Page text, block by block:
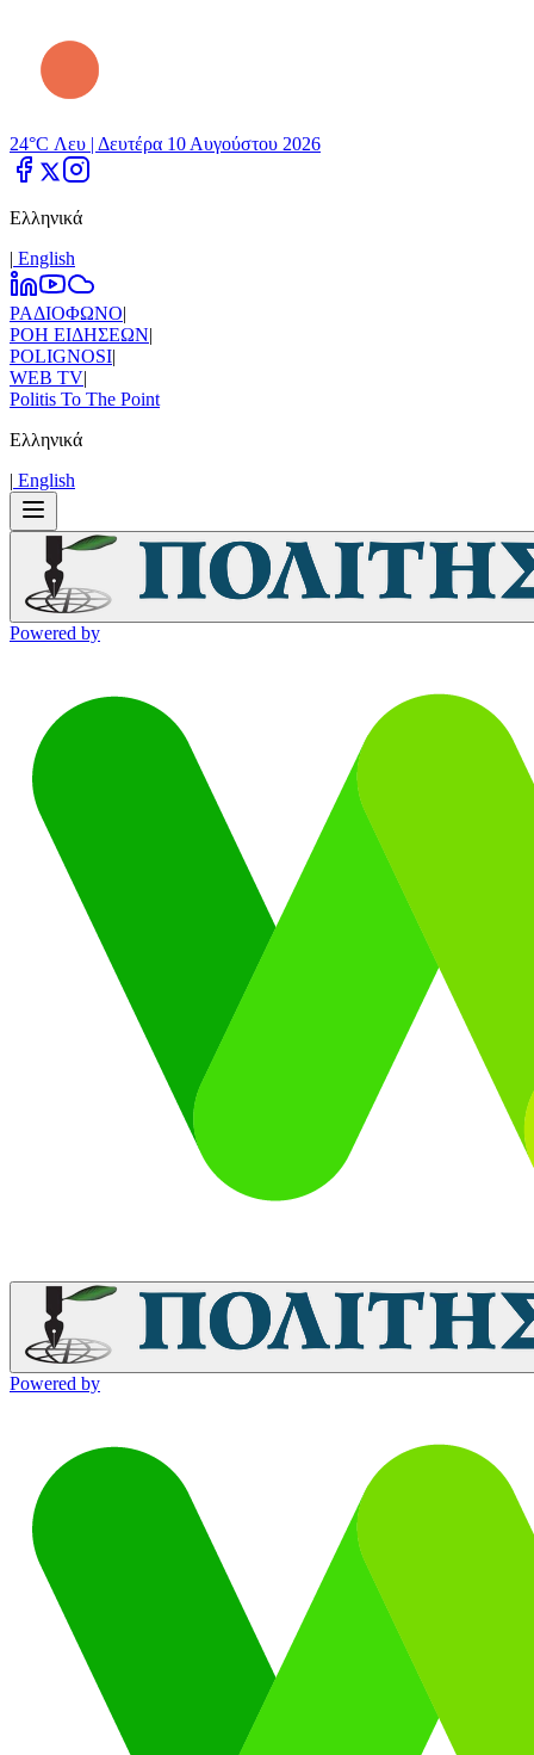
24°C Λευ | Δευτέρα 10 Αυγούστου 2026
Ελληνικά
| Εnglish
ΡΑΔΙΟΦΩΝΟ|
ΡΟΗ ΕΙΔΗΣΕΩΝ|
POLIGNOSI|
WEB TV|
Politis To The Point
Ελληνικά
| Εnglish
Powered by
Powered by